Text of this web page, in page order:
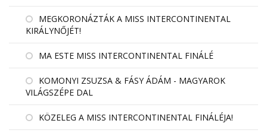
MEGKORONÁZTÁK A MISS INTERCONTINENTAL
KIRÁLYNŐJÉT!
MA ESTE MISS INTERCONTINENTAL FINÁLÉ
KOMONYI ZSUZSA & FÁSY ÁDÁM - MAGYAROK
VILÁGSZÉPE DAL
KÖZELEG A MISS INTERCONTINENTAL FINÁLÉJA!